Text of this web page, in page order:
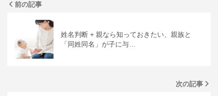
前の記事
姓名判断 + 親なら知っておきたい、親族と
「同姓同名」が子に与…
次の記事